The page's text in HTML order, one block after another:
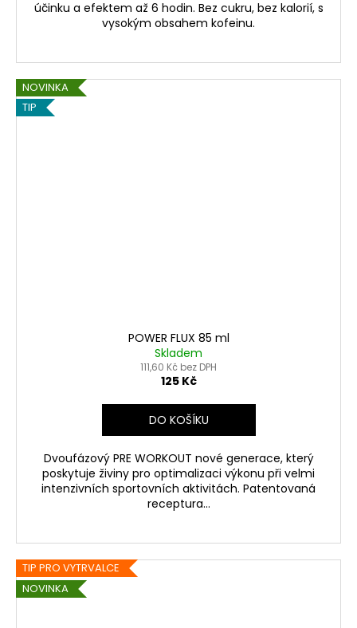
účinku a efektem až 6 hodin. Bez cukru, bez kalorií, s
vysokým obsahem kofeinu.
NOVINKA
TIP
POWER FLUX 85 ml
Skladem
111,60 Kč bez DPH
125 Kč
DO KOŠÍKU
Dvoufázový PRE WORKOUT nové generace, který
poskytuje živiny pro optimalizaci výkonu při velmi
intenzivních sportovních aktivitách. Patentovaná
receptura...
TIP PRO VYTRVALCE
NOVINKA